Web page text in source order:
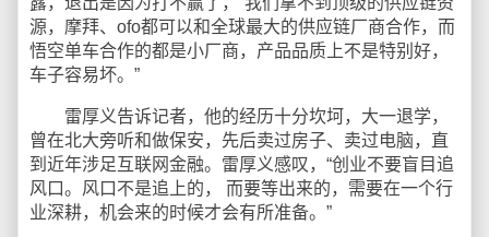
源，摩拜、ofo都可以和全球最大的供应链厂商合作，而
悟空单车合作的都是小厂商，产品品质上不是特别好，
车子容易坏。”
雷厚义告诉记者，他的经历十分坎坷，大一退学，
曾在北大旁听和做保安，先后卖过房子、卖过电脑，直
到近年涉足互联网金融。雷厚义感叹，“创业不要盲目追
风口。风口不是追上的， 而要等出来的，需要在一个行
业深耕，机会来的时候才会有所准备。”